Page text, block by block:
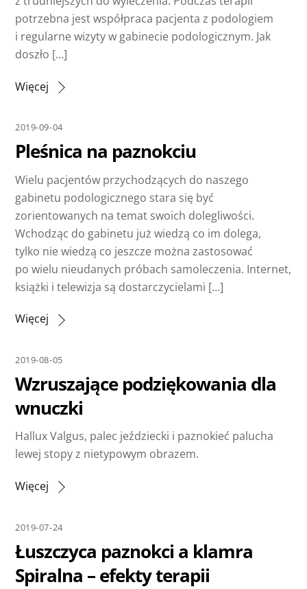
potrzebna jest współpraca pacjenta z podologiem
i regularne wizyty w gabinecie podologicznym. Jak
doszło […]
Więcej
2019-09-04
Pleśnica na paznokciu
Wielu pacjentów przychodzących do naszego
gabinetu podologicznego stara się być
zorientowanych na temat swoich dolegliwości.
Wchodząc do gabinetu już wiedzą co im dolega,
tylko nie wiedzą co jeszcze można zastosować
po wielu nieudanych próbach samoleczenia. Internet,
książki i telewizja są dostarczycielami […]
Więcej
2019-08-05
Wzruszające podziękowania dla
wnuczki
Hallux Valgus, palec jeździecki i paznokieć palucha
lewej stopy z nietypowym obrazem.
Więcej
2019-07-24
Łuszczyca paznokci a klamra
Spiralna – efekty terapii